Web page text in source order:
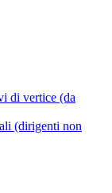
di vertice (da
(dirigenti non